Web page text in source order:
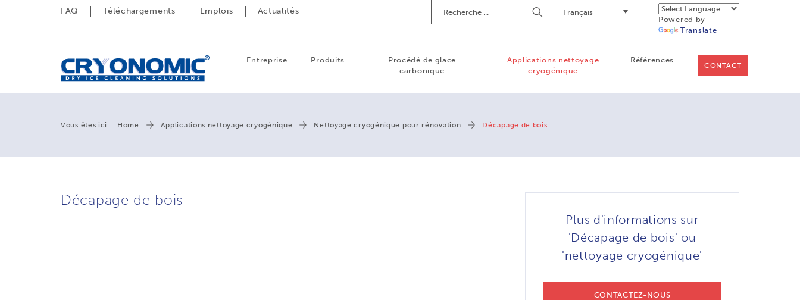
FAQ Téléchargements Emplois Actualités
Powered by
Translate
Français
Lancer
la
Entreprise Produits
Procédé de glace
carbonique
Applications nettoyage
cryogénique
Références
CONTACT
Vous êtes ici: Home Applications nettoyage cryogénique Nettoyage cryogénique pour rénovation Décapage de bois
Décapage de bois
Plus d'informations sur
'Décapage de bois' ou
'nettoyage cryogénique'
CONTACTEZ-NOUS